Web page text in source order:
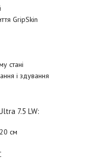
GripSkin
стані
і здування
7.5 LW:
см